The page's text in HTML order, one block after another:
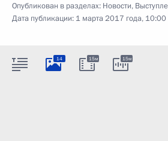
Опубликован в разделах: Новости,
Дата публикации: 1 марта 2017 года, 10:00
14 15м 15м